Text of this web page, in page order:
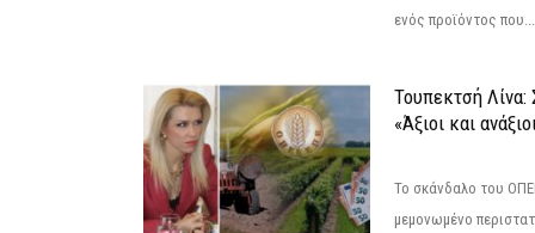
ενός προϊόντος που...
Τουπεκτσή
«Άξιοι και
Το σκάνδαλο του
μεμονωμένο